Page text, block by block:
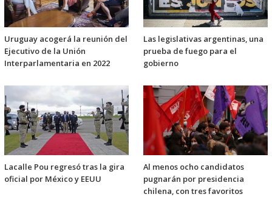
Uruguay acogerá la reunión del
Ejecutivo de la Unión
Interparlamentaria en 2022
Las legislativas argentinas, una
prueba de fuego para el
gobierno
Lacalle Pou regresó tras la gira
oficial por México y EEUU
Al menos ocho candidatos
pugnarán por presidencia
chilena, con tres favoritos